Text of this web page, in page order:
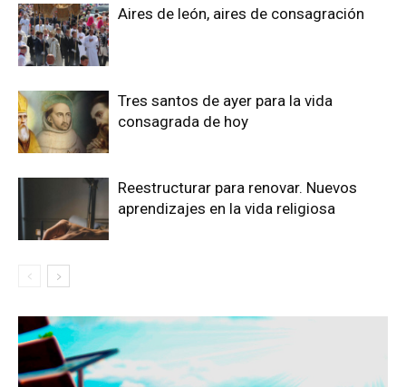
Aires de león, aires de consagración
Tres santos de ayer para la vida
consagrada de hoy
Reestructurar para renovar. Nuevos
aprendizajes en la vida religiosa